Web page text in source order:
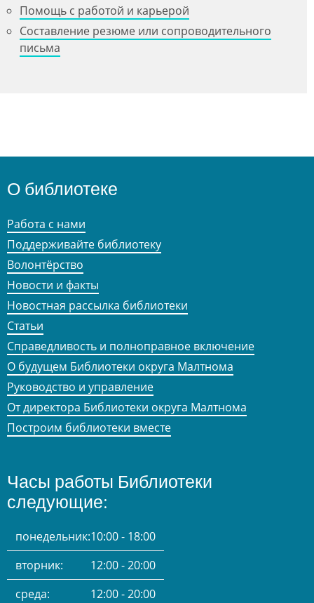
Помощь с работой и карьерой
Составление резюме или сопроводительного
письма
О библиотеке
Работа с нами
Поддерживайте библиотеку
Волонтёрство
Новости и факты
Новостная рассылка библиотеки
Статьи
Справедливость и полноправное включение
О будущем Библиотеки округа Малтнома
Руководство и управление
От директора Библиотеки округа Малтнома
Построим библиотеки вместе
Часы работы Библиотеки
следующие:
понедельник:10:00 - 18:00
вторник:
12:00 - 20:00
среда:
12:00 - 20:00